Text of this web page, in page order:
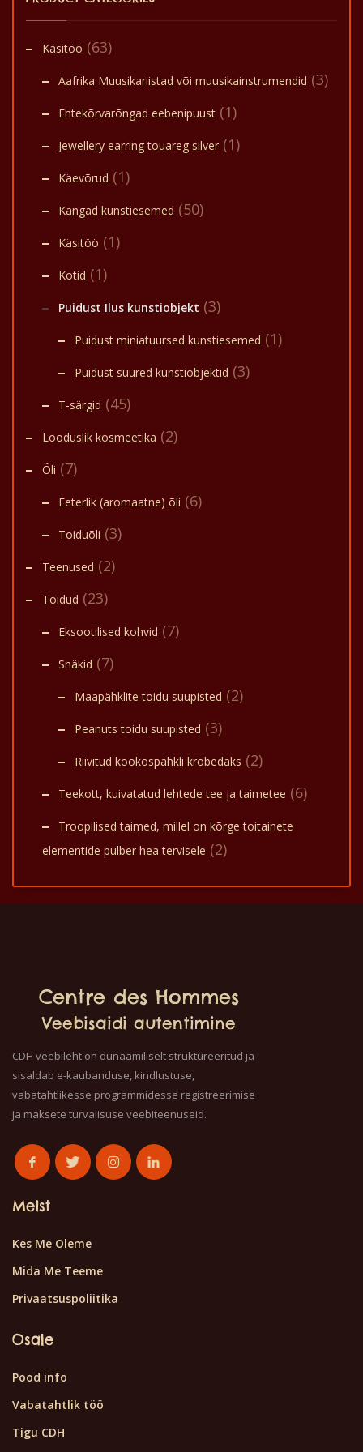
Käsitöö (63)
Aafrika Muusikariistad või muusikainstrumendid (3)
Ehtekõrvarõngad eebenipuust (1)
Jewellery earring touareg silver (1)
Käevõrud (1)
Kangad kunstiesemed (50)
Käsitöö (1)
Kotid (1)
Puidust Ilus kunstiobjekt (3)
Puidust miniatuursed kunstiesemed (1)
Puidust suured kunstiobjektid (3)
T-särgid (45)
Looduslik kosmeetika (2)
Õli (7)
Eeterlik (aromaatne) õli (6)
Toiduõli (3)
Teenused (2)
Toidud (23)
Eksootilised kohvid (7)
Snäkid (7)
Maapähklite toidu suupisted (2)
Peanuts toidu suupisted (3)
Riivitud kookospähkli krõbedaks (2)
Teekott, kuivatatud lehtede tee ja taimetee (6)
Troopilised taimed, millel on kõrge toitainete
elementide pulber hea tervisele (2)
Centre des Hommes
Veebisaidi autentimine
CDH veebileht on dünaamiliselt struktureeritud ja
sisaldab e-kaubanduse, kindlustuse,
vabatahtlikesse programmidesse registreerimise
ja maksete turvalisuse veebiteenuseid.
Meist
Kes Me Oleme
Mida Me Teeme
Privaatsuspoliitika
Osale
Pood info
Vabatahtlik töö
Tigu CDH